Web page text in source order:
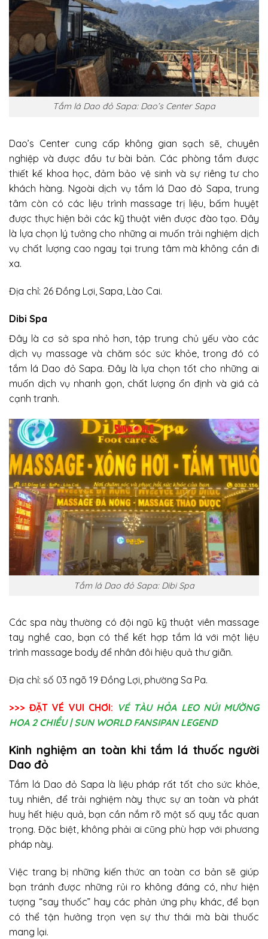
Tắm lá Dao đỏ Sapa: Dao’s Center Sapa
Dao’s Center cung cấp không gian sạch sẽ, chuyên
nghiệp và được đầu tư bài bản. Các phòng tắm được
thiết kế khoa học, đảm bảo vệ sinh và sự riêng tư cho
khách hàng. Ngoài dịch vụ tắm lá Dao đỏ Sapa, trung
tâm còn có các liệu trình massage trị liệu, bấm huyệt
được thực hiện bởi các kỹ thuật viên được đào tạo. Đây
là lựa chọn lý tưởng cho những ai muốn trải nghiệm dịch
vụ chất lượng cao ngay tại trung tâm mà không cần đi
xa.
Địa chỉ: 26 Đồng Lợi, Sapa, Lào Cai.
Dibi Spa
Đây là cơ sở spa nhỏ hơn, tập trung chủ yếu vào các
dịch vụ massage và chăm sóc sức khỏe, trong đó có
tắm lá Dao đỏ Sapa. Đây là lựa chọn tốt cho những ai
muốn dịch vụ nhanh gọn, chất lượng ổn định và giá cả
cạnh tranh.
Tắm lá Dao đỏ Sapa: Dibi Spa
Các spa này thường có đội ngũ kỹ thuật viên massage
tay nghề cao, bạn có thể kết hợp tắm lá với một liệu
trình massage body để nhân đôi hiệu quả thư giãn.
Địa chỉ: số 03 ngõ 19 Đồng Lợi, phường Sa Pa.
>>> ĐẶT VÉ VUI CHƠI: VÉ TÀU HỎA LEO NÚI MƯỜNG
HOA 2 CHIỀU | SUN WORLD FANSIPAN LEGEND
Kinh nghiệm an toàn khi tắm lá thuốc người
Dao đỏ
Tắm lá Dao đỏ Sapa là liệu pháp rất tốt cho sức khỏe,
tuy nhiên, để trải nghiệm này thực sự an toàn và phát
huy hết hiệu quả, bạn cần nắm rõ một số quy tắc quan
trọng. Đặc biệt, không phải ai cũng phù hợp với phương
pháp này.
Việc trang bị những kiến thức an toàn cơ bản sẽ giúp
bạn tránh được những rủi ro không đáng có, như hiện
tượng “say thuốc” hay các phản ứng phụ khác, để bạn
có thể tận hưởng trọn vẹn sự thư thái mà bài thuốc
mang lại.